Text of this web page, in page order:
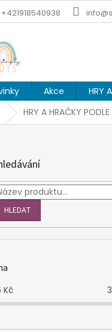
+421918540938
Akce HRY
DomůHRY A HRAČKY PODLE
HLEDAT
Kč